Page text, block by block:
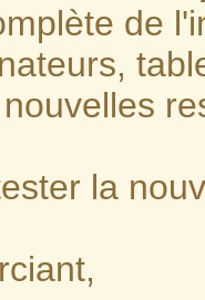
de
la